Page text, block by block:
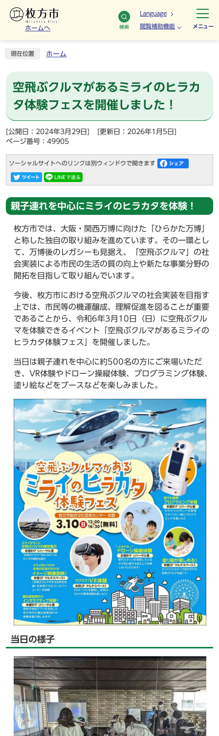
ホームへ 検索
Language
閲覧補助機能 メニュー
現在位置 ホーム
空飛ぶクルマがあるミライのヒラカ
タ体験フェスを開催しました！
[公開日：2024年3月29日]
[更新日：2026年1月5日]
ページ番号：49905
ソーシャルサイトへのリンクは別ウィンドウで開きます
親子連れを中心にミライのヒラカタを体験！
枚方市では、大阪・関西万博に向けた「ひらかた万博」
と称した独自の取り組みを進めています。その一環とし
て、万博後のレガシーも見据え、「空飛ぶクルマ」の社
会実装による市民の生活の質の向上や新たな事業分野の
開拓を目指して取り組んでいます。
今後、枚方市における空飛ぶクルマの社会実装を目指す
上では、市民等の機運醸成、理解促進を図ることが重要
であることから、令和6年3月10日（日）に空飛ぶクル
マを体験できるイベント「空飛ぶクルマがあるミライの
ヒラカタ体験フェス」を開催しました。
当日は親子連れを中心に約500名の方にご来場いただ
き、VR体験やドローン操縦体験、プログラミング体験、
塗り絵などをブースなどを楽しみました。
当日の様子